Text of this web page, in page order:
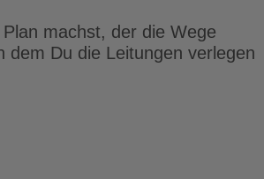
machst, der die Wege
Du die Leitungen verlegen